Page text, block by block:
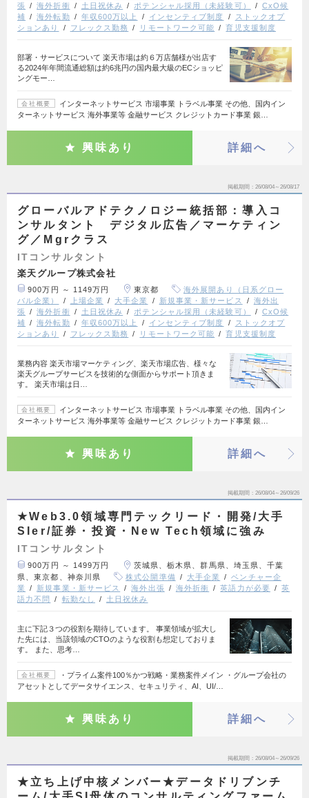
張
海外折衝 土日祝休み ポテンシャル採用（未経験可）
CxO候
補
海外転勤 年収600万以上 インセンティブ制度
ストックオプ
ションあり
フレックス勤務 リモートワーク可能 育児支援制度
部署・サービスについて 楽天市場は約６万店舗様が出店す
る2024年年間流通総額は約6兆円の国内最大級のECショッピ
ングモー…
会社概要
インターネットサービス 市場事業 トラベル事業 その他、国内イン
ターネットサービス 海外事業等 金融サービス クレジットカード事業 銀…
興味あり 詳細へ
掲載期間 26/08/04～26/08/17
グローバルアドテクノロジー統括部：導入コ
ンサルタント デジタル広告／マーケティン
グ／Mgrクラス
ITコンサルタント
楽天グループ株式会社
900万円 ～ 1149万円 東京都
海外展開あり（日系グロー
バル企業）
上場企業 大手企業 新規事業・新サービス
海外出
張
海外折衝 土日祝休み ポテンシャル採用（未経験可）
CxO候
補
海外転勤 年収600万以上 インセンティブ制度
ストックオプ
ションあり
フレックス勤務 リモートワーク可能 育児支援制度
業務内容 楽天市場マーケティング、楽天市場広告、様々な
楽天グループサービスを技術的な側面からサポート頂きま
す。 楽天市場は日…
会社概要
インターネットサービス 市場事業 トラベル事業 その他、国内イン
ターネットサービス 海外事業等 金融サービス クレジットカード事業 銀…
興味あり 詳細へ
掲載期間 26/08/04～26/09/26
★Web3.0領域専門テックリード・開発/大手
SIer/証券・投資・New Tech領域に強み
ITコンサルタント
900万円 ～ 1499万円
茨城県、栃木県、群馬県、埼玉県、千葉
県、東京都、神奈川県
株式公開準備 大手企業
ベンチャー企
業
新規事業・新サービス 海外出張 海外折衝 英語力が必要
英
語力不問
転勤なし 土日祝休み
主に下記３つの役割を期待しています。 事業領域が拡大し
た先には、当該領域のCTOのような役割も想定しておりま
す。 また、思考…
会社概要
・プライム案件100％かつ戦略・業務案件メイン ・グループ会社の
アセットとしてデータサイエンス、セキュリティ、AI、UI/…
興味あり 詳細へ
掲載期間 26/08/04～26/09/26
★立ち上げ中核メンバー★データドリブンチ